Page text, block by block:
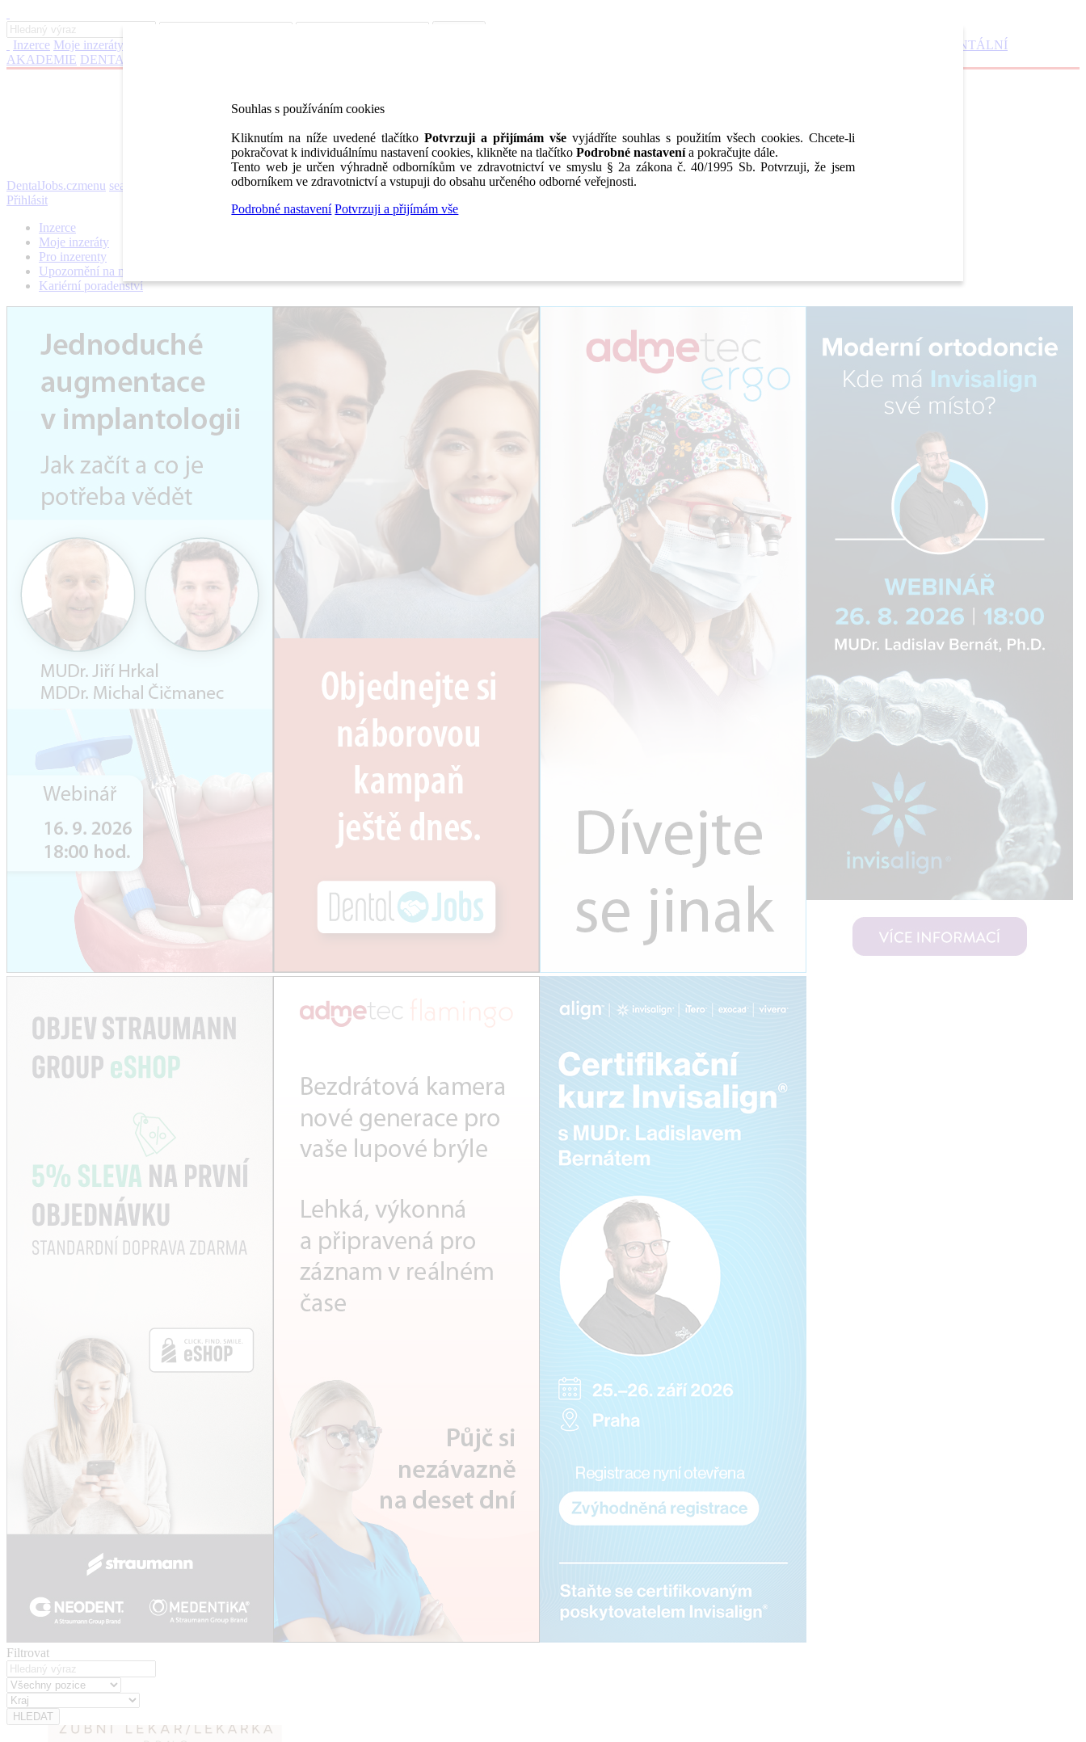
Inzerce Moje inzeráty
DENTÁLNÍ
AKADEMIE DENTAL BAZAR
DentalJobs.czmenu search
Přihlásit
Inzerce
Moje inzeráty
Pro inzerenty
Upozornění na nové pozice
Kariérní poradenství
Filtrovat
Souhlas s používáním cookies
Kliknutím na níže uvedené tlačítkoPotvrzuji a přijímám vše vyjádříte souhlas s použitím všech cookies. Chcete-li
pokračovat k individuálnímu nastavení cookies, klikněte na tlačítko Podrobné nastavenía pokračujte dále.
Tento web je určen výhradně odborníkům ve zdravotnictví ve smyslu § 2a zákona č. 40/1995 Sb. Potvrzuji, že jsem
odborníkem ve zdravotnictví a vstupuji do obsahu určeného odborné veřejnosti.
Podrobné nastavení Potvrzuji a přijímám vše